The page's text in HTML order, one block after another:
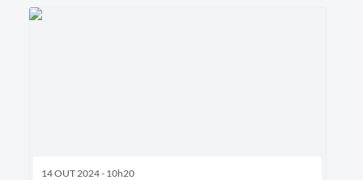
14 OUT 2024 - 10h20